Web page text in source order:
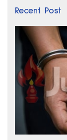
Recent Post